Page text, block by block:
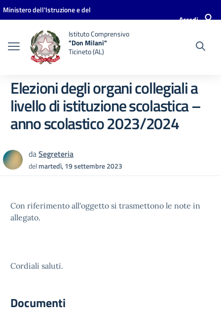
Vai ai contenuti
Vai al menu di navigazione
Vai al footer
Ministero dell'Istruzione e del
Accedi
Istituto Comprensivo
"Don Milani"
Ticineto (AL)
Elezioni degli organi collegiali a
livello di istituzione scolastica –
anno scolastico 2023/2024
daSegreteria
delmartedì, 19 settembre 2023
Con riferimento all'oggetto si trasmettono le note in
allegato.
Cordiali saluti.
Documenti